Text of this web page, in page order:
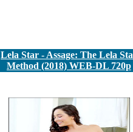
Lela Star - Assage: The Lela
Method (2018) WEB-DL 720p